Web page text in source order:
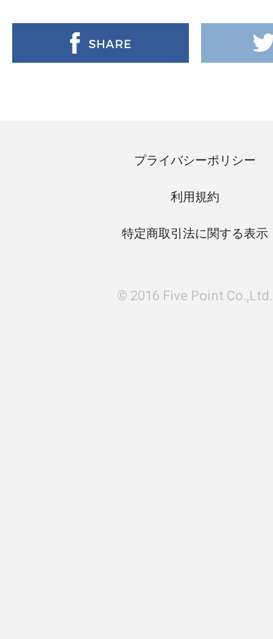
プライバシーポリシー
利用規約
特定商取引法に関する表示
© 2016 Five Point Co.,Ltd.